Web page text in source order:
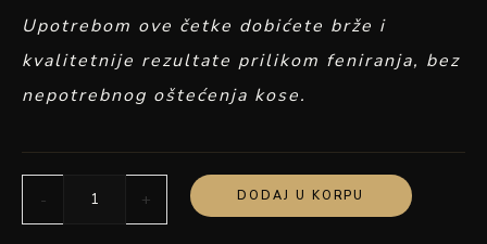
Upotrebom ove četke dobićete brže i
kvalitetnije rezultate prilikom feniranja, bez
nepotrebnog oštećenja kose.
- + DODAJ U KORPU